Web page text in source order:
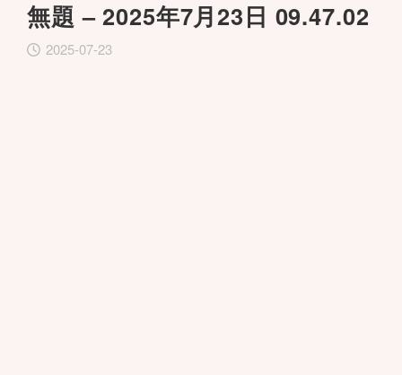
無題 – 2025年7月23日 09.47.02
2025-07-23